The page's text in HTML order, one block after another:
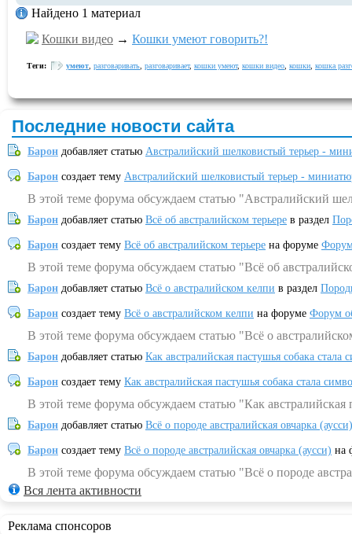
Найдено 1 материал
Кошки видео → Кошки умеют говорить?!
Теги: умеют разговаривать разговаривает, кошки умеют, кошки видео кошки кошка
Последние новости сайта
Барон добавляет статью Австралийский шелковистый терьер -
Барон создает тему Австралийский шелковистый терьер -
В этой теме форума обсуждаем статью "Австралийский
Барон добавляет статью Всё об австралийском терьере в раздел
Барон создает тему Всё об австралийском терьере на форуме
В этой теме форума обсуждаем статью "Всё об
Барон добавляет статью Всё о австралийском келпи в раздел
Барон создает тему Всё о австралийском келпи на форуме Форум
В этой теме форума обсуждаем статью "Всё о
Барон добавляет статью Как австралийская пастушья собака
Барон создает тему Как австралийская пастушья собака стала
В этой теме форума обсуждаем статью "Как
Барон добавляет статью Всё о породе австралийская овчарка (аусси)
Барон создает тему Всё о породе австралийская овчарка (аусси) на
В этой теме форума обсуждаем статью "Всё о породе
Вся лента активности
Реклама спонсоров